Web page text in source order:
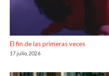
El fin de las primeras veces
17 julio, 2026